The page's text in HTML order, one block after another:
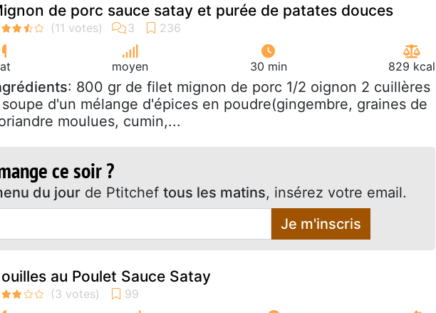
de porc sauce satay et purée de patates douces
moyen 30 min 829 kcal
: 800 gr de filet mignon de porc 1/2 oignon 2 cuillères
soupe d'un mélange d'épices en poudre(gingembre, graines de
moulues, cumin,...
ce soir ?
du jour de Ptitchef tous les matins, insérez votre email.
Je m'inscris
au Poulet Sauce Satay